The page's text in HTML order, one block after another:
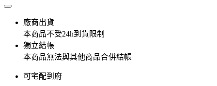
廠商出貨
本商品不受24h到貨限制
獨立結帳
本商品無法與其他商品合併結帳
可宅配到府